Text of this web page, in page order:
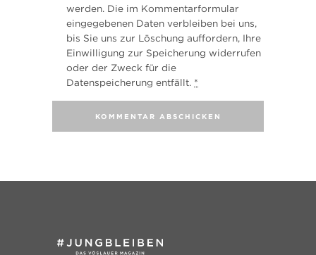
werden. Die im Kommentarformular
eingegebenen Daten verbleiben bei uns,
bis Sie uns zur Löschung auffordern, Ihre
Einwilligung zur Speicherung widerrufen
oder der Zweck für die
Datenspeicherung entfällt. *